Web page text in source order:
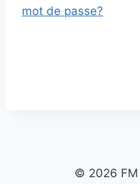
mot de passe?
© 2026 FM